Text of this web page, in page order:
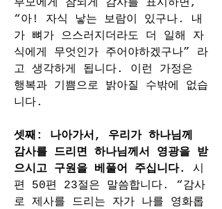
부모에게 참되게 감사를 표시하면,
“아! 자식 낳는 보람이 있구나. 내
가 뼈가 으스러지더라도 더 일해 자
식에게 무엇인가 주어야하겠구나” 라
고 생각하게 됩니다. 이런 가정은
행복과 기쁨으로 밝아질 수밖에 없습
니다.
셋째: 나아가서, 우리가 하나님께
감사를 드리면 하나님께서 영광을 받
으시고 구원을 베풀어 주십니다. 시
편 50편 23절은 말씀합니다. “감사
로 제사를 드리는 자가 나를 영화롭